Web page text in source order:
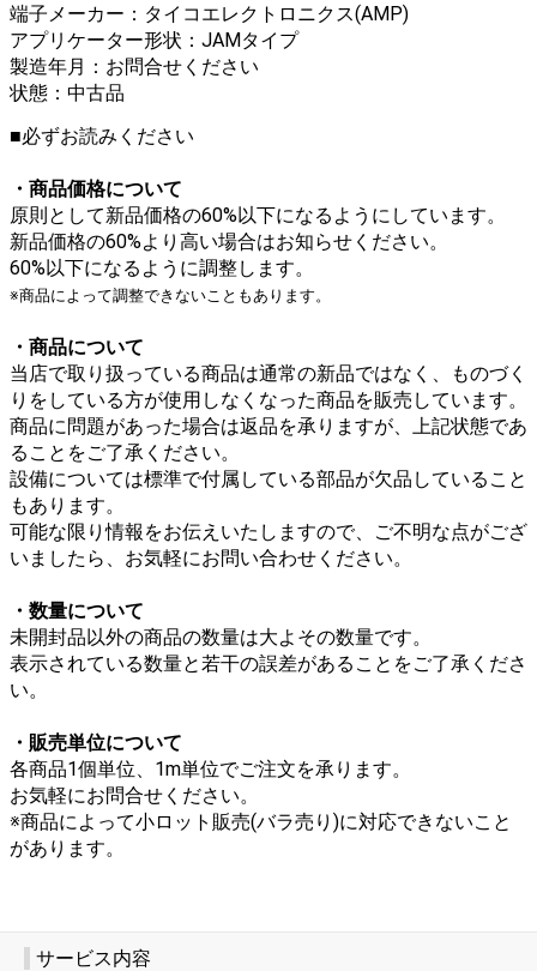
端子メーカー：タイコエレクトロニクス(AMP)
アプリケーター形状：JAMタイプ
製造年月：お問合せください
状態：中古品
■必ずお読みください
・商品価格について
原則として新品価格の60%以下になるようにしています。
新品価格の60%より高い場合はお知らせください。
60%以下になるように調整します。
※商品によって調整できないこともあります。
・商品について
当店で取り扱っている商品は通常の新品ではなく、ものづく
りをしている方が使用しなくなった商品を販売しています。
商品に問題があった場合は返品を承りますが、上記状態であ
ることをご了承ください。
設備については標準で付属している部品が欠品していること
もあります。
可能な限り情報をお伝えいたしますので、ご不明な点がござ
いましたら、お気軽にお問い合わせください。
・数量について
未開封品以外の商品の数量は大よその数量です。
表示されている数量と若干の誤差があることをご了承くださ
い。
・販売単位について
各商品1個単位、1m単位でご注文を承ります。
お気軽にお問合せください。
※商品によって小ロット販売(バラ売り)に対応できないこと
があります。
サービス内容